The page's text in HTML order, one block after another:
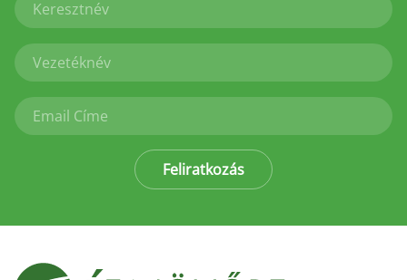
Feliratkozás